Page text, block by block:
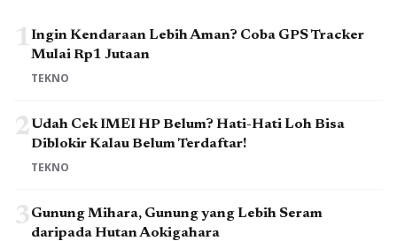
1Ingin Kendaraan Lebih Aman? Coba GPS Tracker
Mulai Rp1 Jutaan
TEKNO
2Udah Cek IMEI HP Belum? Hati-Hati Loh Bisa
Diblokir Kalau Belum Terdaftar!
TEKNO
3Gunung Mihara, Gunung yang Lebih Seram
daripada Hutan Aokigahara